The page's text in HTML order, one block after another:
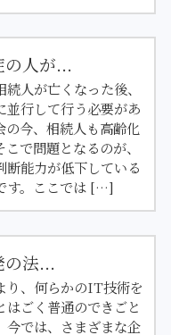
人が...
人が亡くなった後、
並行して行う必要があ
の今、相続人も高齢化
で問題となるのが、
断能力が低下している
す。ここでは […]
の法...
り、何らかのIT技術を
ごく普通のできごと
今では、さまざまな企